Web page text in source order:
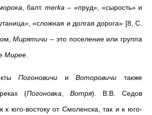
, балт. merka – «пруд», «сырость» и
«сложная и долгая дорога» [8, С.
Мирятичи – это поселение или группа
Мирее
Погоновичи иВоторовичитакже
(Погоновка Вотря). В.В. Седов
к юго-востоку от Смоленска, так и к юго-